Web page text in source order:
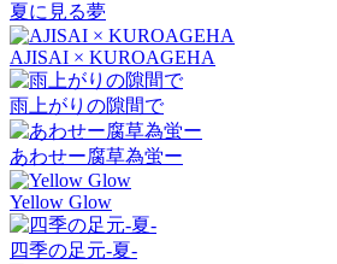
夏に見る夢
AJISAI × KUROAGEHA
雨上がりの隙間で
あわせー腐草為蛍ー
Yellow Glow
四季の足元-夏-